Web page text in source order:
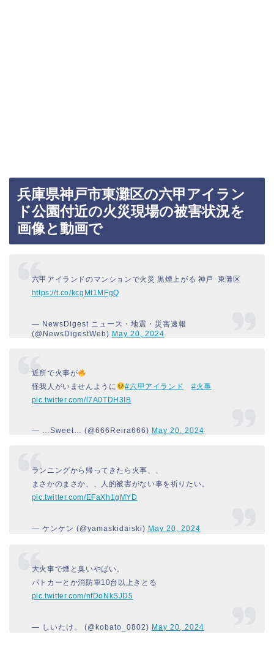
兵庫県神戸市東灘区の六甲アイラン
ド公園付近の火災現場の被害状況を
画像と動画で
六甲アイランドのマンションで火災 黒煙上がる 神戸･東灘区
https://t.co/kcgMt1MFgQ
— NewsDigest ニュース・地震・災害速報
(@NewsDigestWeb) May 20, 2024
近所で火事が
怪我人がいませんように
#六甲アイランド
#火事
pic.twitter.com/l7A0TDH3IB
— …Sweet… (@666Reira666) May 20, 2024
ランニングから帰ってきたら火事、、
まさかのまさか、、人的被害がない事を祈りたい。
pic.twitter.com/EFaXh1gMYD
— ケンケン (@yamaskidaiski) May 20, 2024
大火事で煙と臭いやばい。
パトカーとか消防車10台以上きとる
pic.twitter.com/nfDoNkSJD5
— しいたけ。 (@kobato_0802) May 20, 2024